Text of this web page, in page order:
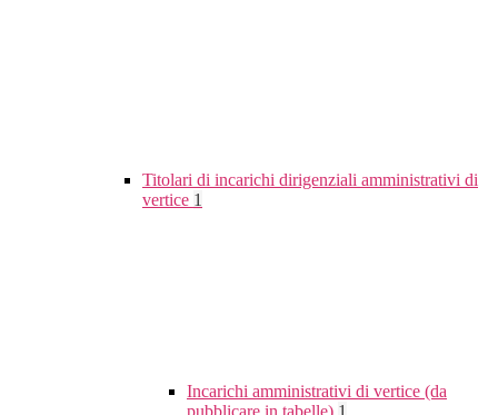
Titolari di incarichi dirigenziali amministrativi di
vertice 1
Incarichi amministrativi di vertice (da